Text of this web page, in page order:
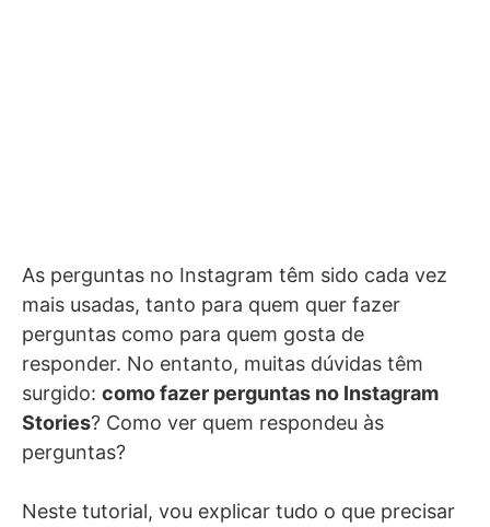
As perguntas no Instagram têm sido cada vez
mais usadas, tanto para quem quer fazer
perguntas como para quem gosta de
responder. No entanto, muitas dúvidas têm
surgido: como fazer perguntas no Instagram
Stories? Como ver quem respondeu às
perguntas?
Neste tutorial, vou explicar tudo o que precisar